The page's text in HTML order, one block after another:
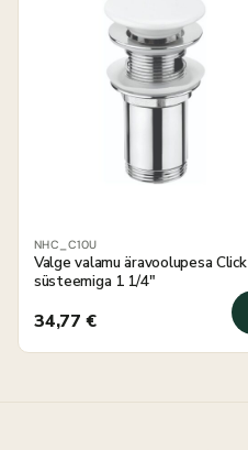
NHC_C10U
Valge valamu äravoolupesa Click
süsteemiga 1 1/4"
34,77 €